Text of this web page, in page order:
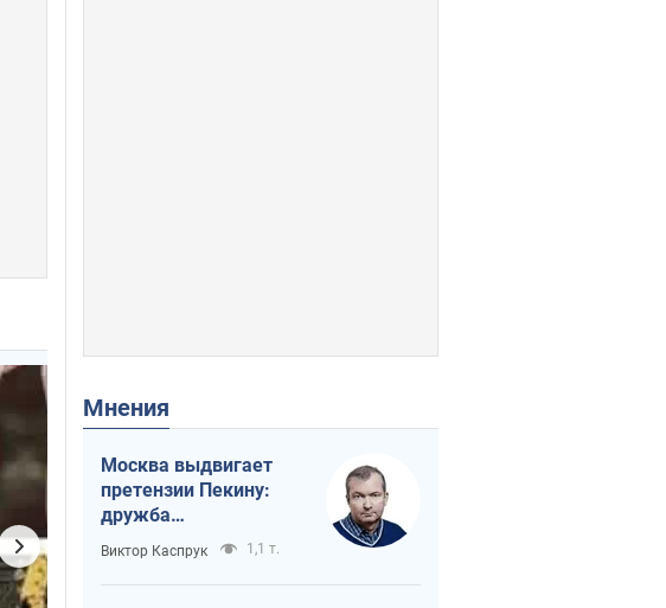
Мнения
Москва выдвигает
претензии Пекину:
дружба
превращается в
зависимость России
от Китая
Виктор Каспрук 1,1 т.